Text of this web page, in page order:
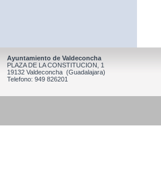
Ayuntamiento de Valdeconcha
PLAZA DE LA CONSTITUCION, 1
19132 Valdeconcha (Guadalajara)
Telefono: 949 826201